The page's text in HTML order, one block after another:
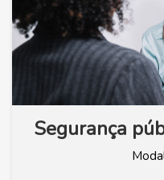
Segurança